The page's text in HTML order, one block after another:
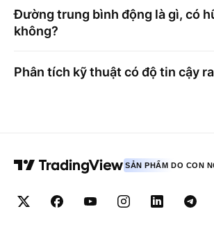
Đường trung bình động là gì, có
không?
Phân tích kỹ thuật có độ tin cậy
SẢN PHẨM DO CON